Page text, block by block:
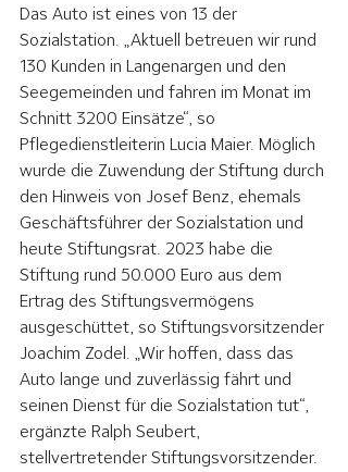
Das Auto ist eines von 13 der
Sozialstation. „Aktuell betreuen wir rund
130 Kunden in Langenargen und den
Seegemeinden und fahren im Monat im
Schnitt 3200 Einsätze“, so
Pflegedienstleiterin Lucia Maier. Möglich
wurde die Zuwendung der Stiftung durch
den Hinweis von Josef Benz, ehemals
Geschäftsführer der Sozialstation und
heute Stiftungsrat. 2023 habe die
Stiftung rund 50.000 Euro aus dem
Ertrag des Stiftungsvermögens
ausgeschüttet, so Stiftungsvorsitzender
Joachim Zodel. „Wir hoffen, dass das
Auto lange und zuverlässig fährt und
seinen Dienst für die Sozialstation tut“,
ergänzte Ralph Seubert,
stellvertretender Stiftungsvorsitzender.